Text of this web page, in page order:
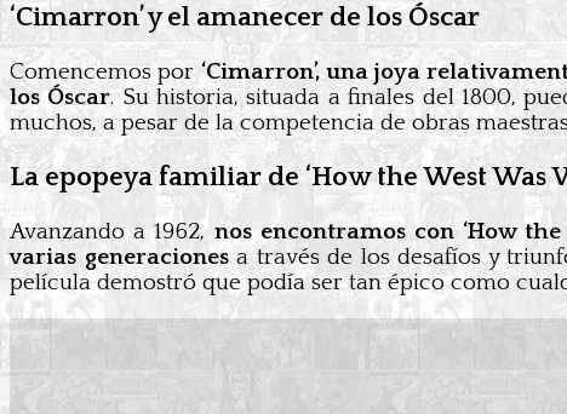
‘Cimarron’ y el amanecer de los Óscar
Comencemos por ‘Cimarron’, una joya
los Óscar. Su historia, situada a finales del 1800,
muchos, a pesar de la competencia de obras
La epopeya familiar de ‘How the West Was
Avanzando a 1962, nos encontramos con ‘How
varias generacionesa través de los desafíos y
película demostró que podía ser tan épico como